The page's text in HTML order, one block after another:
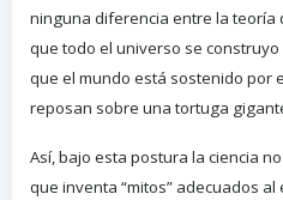
ninguna diferencia entre la teoría
que todo el universo se
que el mundo está sostenido por
reposan sobre una tortuga
Así, bajo esta postura la ciencia
que inventa “mitos” adecuados